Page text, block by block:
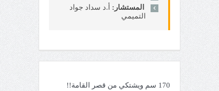
المستشار: أ.د سداد جواد
التميمي
170 سم ويشتكي من قصر القامة!!